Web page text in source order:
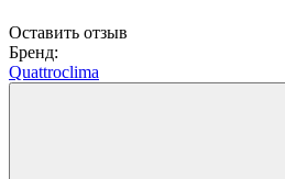
Оставить отзыв
Бренд:
Quattroclima